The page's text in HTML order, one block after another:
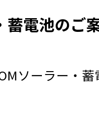
電池のご
ソーラー・